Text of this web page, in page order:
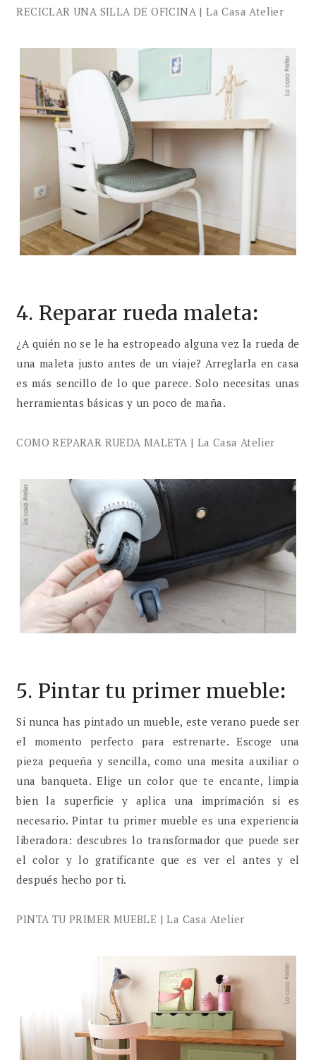
RECICLAR UNA SILLA DE OFICINA | La Casa Atelier
4. Reparar rueda maleta:
¿A quién no se le ha estropeado alguna vez la rueda de
una maleta justo antes de un viaje? Arreglarla en casa
es más sencillo de lo que parece. Solo necesitas unas
herramientas básicas y un poco de maña.
COMO REPARAR RUEDA MALETA | La Casa Atelier
5. Pintar tu primer mueble:
Si nunca has pintado un mueble, este verano puede ser
el momento perfecto para estrenarte. Escoge una
pieza pequeña y sencilla, como una mesita auxiliar o
una banqueta. Elige un color que te encante, limpia
bien la superficie y aplica una imprimación si es
necesario. Pintar tu primer mueble es una experiencia
liberadora: descubres lo transformador que puede ser
el color y lo gratificante que es ver el antes y el
después hecho por ti.
PINTA TU PRIMER MUEBLE | La Casa Atelier